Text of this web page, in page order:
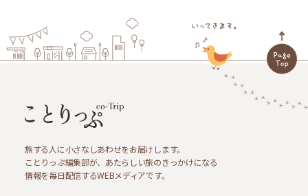
旅する人に小さなしあわせをお届けします。
ことりっぷ編集部が、あたらしい旅のきっかけになる
情報を毎日配信するWEBメディアです。